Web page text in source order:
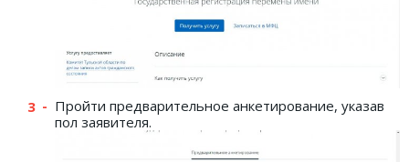
Пройти предварительное анкетирование, указав
пол заявителя.